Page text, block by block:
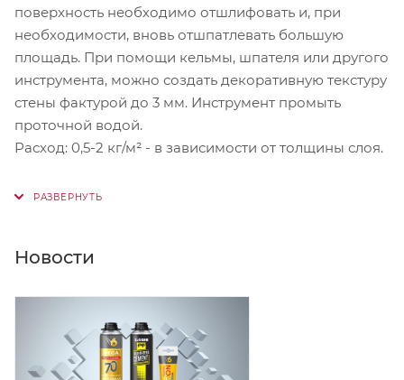
поверхность необходимо отшлифовать и, при
необходимости, вновь отшпатлевать большую
площадь. При помощи кельмы, шпателя или другого
инструмента, можно создать декоративную текстуру
стены фактурой до 3 мм. Инструмент промыть
проточной водой.
Расход: 0,5-2 кг/м² - в зависимости от толщины слоя.
Новости